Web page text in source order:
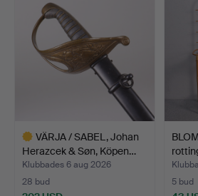
VÄRJA / SABEL, Johan
Herazcek & Søn, Köpen…
Klubbades 6 aug 2026
28 bud
5 bud